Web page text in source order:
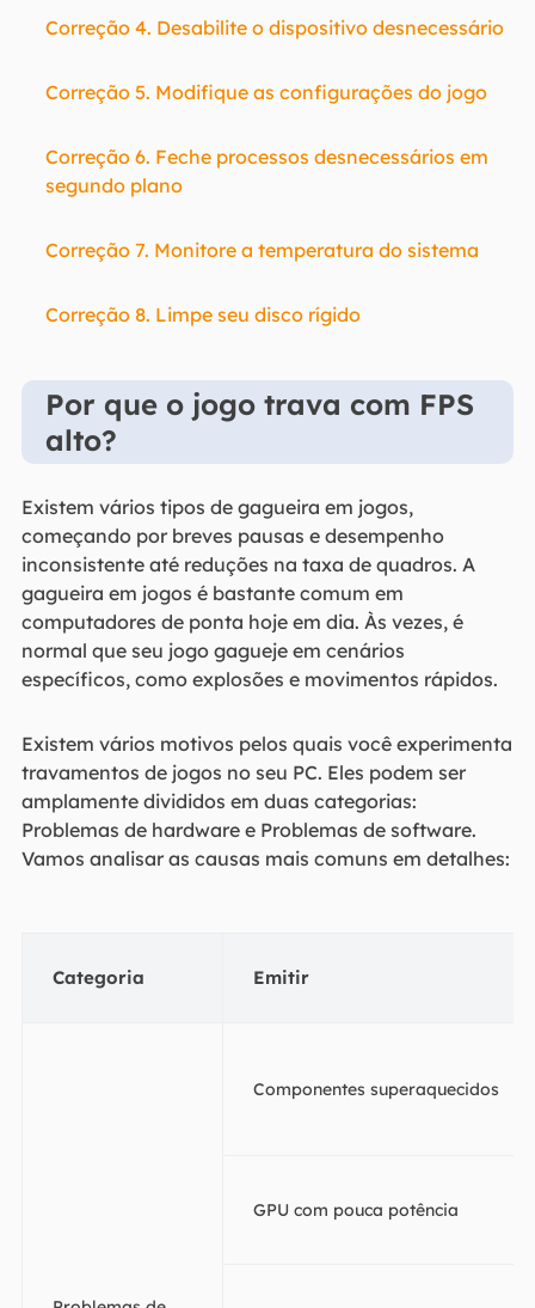
Correção 4. Desabilite o dispositivo desnecessário
Correção 5. Modifique as configurações do jogo
Correção 6. Feche processos desnecessários em
segundo plano
Correção 7. Monitore a temperatura do sistema
Correção 8. Limpe seu disco rígido
Por que o jogo trava com FPS
alto?
Existem vários tipos de gagueira em jogos,
começando por breves pausas e desempenho
inconsistente até reduções na taxa de quadros. A
gagueira em jogos é bastante comum em
computadores de ponta hoje em dia. Às vezes, é
normal que seu jogo gagueje em cenários
específicos, como explosões e movimentos rápidos.
Existem vários motivos pelos quais você experimenta
travamentos de jogos no seu PC. Eles podem ser
amplamente divididos em duas categorias:
Problemas de hardware e Problemas de software.
Vamos analisar as causas mais comuns em detalhes:
Categoria Emitir
Componentes superaquecidos
GPU com pouca potência